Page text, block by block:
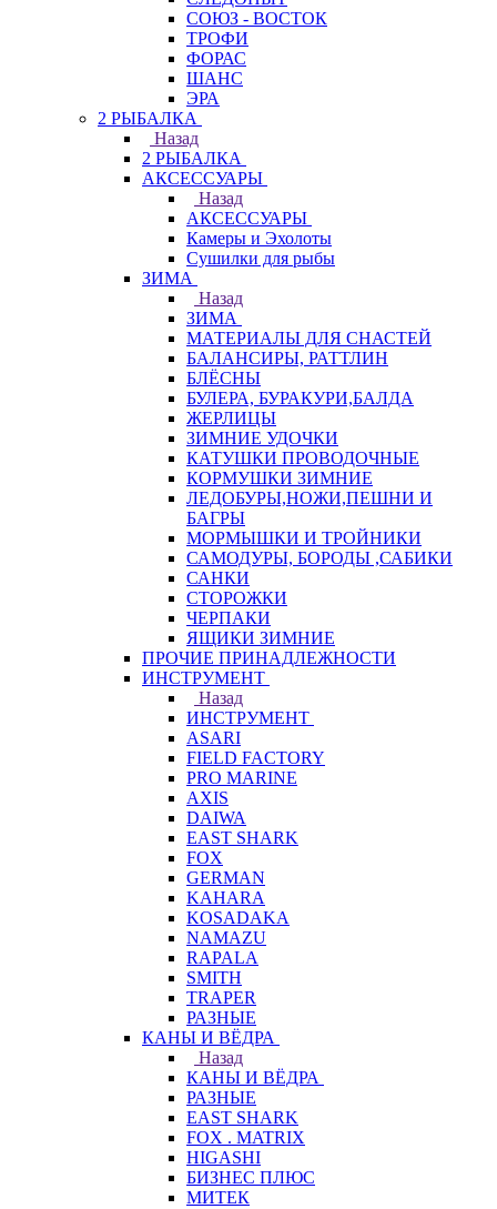
СОЮЗ - ВОСТОК
ТРОФИ
ФОРАС
ШАНС
ЭРА
2 РЫБАЛКА
Назад
2 РЫБАЛКА
АКСЕССУАРЫ
Назад
АКСЕССУАРЫ
Камеры и Эхолоты
Сушилки для рыбы
ЗИМА
Назад
ЗИМА
МАТЕРИАЛЫ ДЛЯ СНАСТЕЙ
БАЛАНСИРЫ, РАТТЛИН
БЛЁСНЫ
БУЛЕРА, БУРАКУРИ,БАЛДА
ЖЕРЛИЦЫ
ЗИМНИЕ УДОЧКИ
КАТУШКИ ПРОВОДОЧНЫЕ
КОРМУШКИ ЗИМНИЕ
ЛЕДОБУРЫ,НОЖИ,ПЕШНИ И
БАГРЫ
МОРМЫШКИ И ТРОЙНИКИ
САМОДУРЫ, БОРОДЫ ,САБИКИ
САНКИ
СТОРОЖКИ
ЧЕРПАКИ
ЯЩИКИ ЗИМНИЕ
ПРОЧИЕ ПРИНАДЛЕЖНОСТИ
ИНСТРУМЕНТ
Назад
ИНСТРУМЕНТ
ASARI
FIELD FACTORY
PRO MARINE
AXIS
DAIWA
EAST SHARK
FOX
GERMAN
KAHARA
KOSADAKA
NAMAZU
RAPALA
SMITH
TRAPER
РАЗНЫЕ
КАНЫ И ВЁДРА
Назад
КАНЫ И ВЁДРА
РАЗНЫЕ
EAST SHARK
FOX . MATRIX
HIGASHI
БИЗНЕС ПЛЮС
МИТЕК